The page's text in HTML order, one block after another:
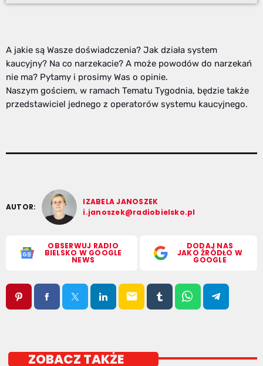
A jakie są Wasze doświadczenia? Jak działa system
kaucyjny? Na co narzekacie? A może powodów do narzekań
nie ma? Pytamy i prosimy Was o opinie.
Naszym gościem, w ramach Tematu Tygodnia, będzie także
przedstawiciel jednego z operatorów systemu kaucyjnego.
AUTOR:
IZABELA JANOSZEK
i.janoszek@radiobielsko.pl
OBSERWUJ RADIO
BIELSKO W GOOGLE
NEWS
DODAJ NAS
JAKO ŹRÓDŁO W
GOOGLE
email
ZOBACZ TAKŻE